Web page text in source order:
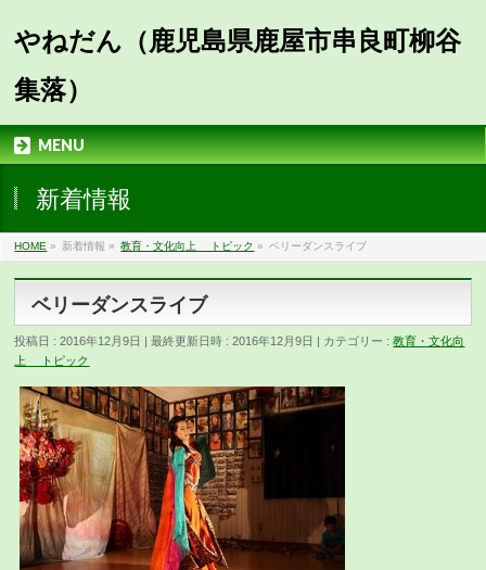
やねだん（鹿児島県鹿屋市串良町柳谷
集落）
MENU
新着情報
HOME » 新着情報 » 教育・文化向上 トピック » ベリーダンスライブ
ベリーダンスライブ
投稿日 : 2016年12月9日 最終更新日時 : 2016年12月9日 カテゴリー :教育・文化向
上 トピック